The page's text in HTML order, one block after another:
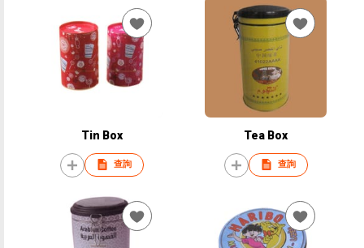
Tin Box
查詢
Tea Box
查詢